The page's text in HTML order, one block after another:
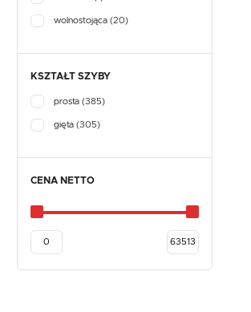
wolnostojąca (20)
KSZTAŁT SZYBY
prosta (385)
gięta (305)
CENA NETTO